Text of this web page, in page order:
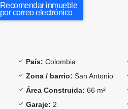
Recomendar inmueble
por correo electrónico
País: Colombia
Zona / barrio: San Antonio
Área Construida: 66 m²
Garaje: 2